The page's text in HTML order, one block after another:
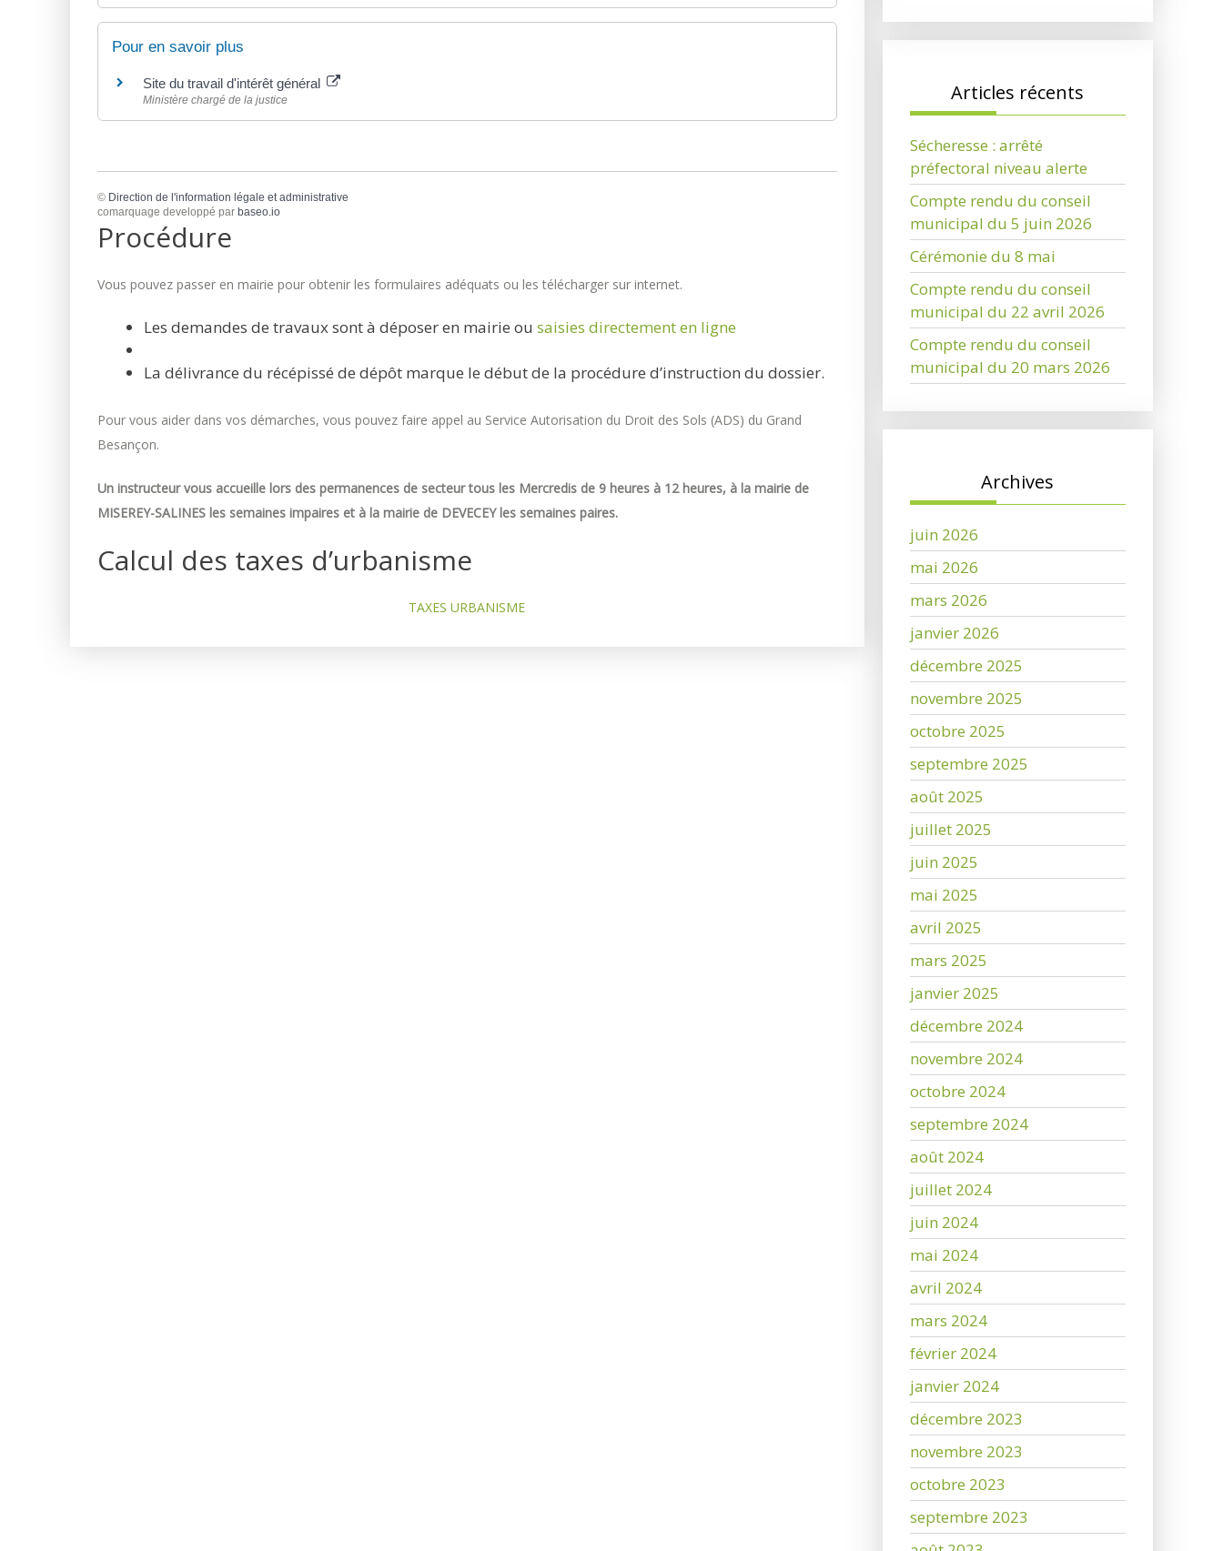
Pour en savoir plus
Site du travail d'intérêt général
Ministère chargé de la justice
© Direction de l'information légale et administrative
comarquage developpé par baseo.io
Procédure
Vous pouvez passer en mairie pour obtenir les formulaires adéquats ou les télécharger sur internet.
Les demandes de travaux sont à déposer en mairie ou saisies directement en ligne
La délivrance du récépissé de dépôt marque le début de la procédure d’instruction du dossier.
Pour vous aider dans vos démarches, vous pouvez faire appel au Service Autorisation du Droit des Sols (ADS) du Grand
Besançon.
Un instructeur vous accueille lors des permanences de secteur tous les Mercredis de 9 heures à 12 heures, à la mairie de
MISEREY-SALINES les semaines impaires et à la mairie de DEVECEY les semaines paires.
Calcul des taxes d’urbanisme
TAXES URBANISME
Articles récents
Sécheresse : arrêté
préfectoral niveau alerte
Compte rendu du conseil
municipal du 5 juin 2026
Cérémonie du 8 mai
Compte rendu du conseil
municipal du 22 avril 2026
Compte rendu du conseil
municipal du 20 mars 2026
Archives
juin 2026
mai 2026
mars 2026
janvier 2026
décembre 2025
novembre 2025
octobre 2025
septembre 2025
août 2025
juillet 2025
juin 2025
mai 2025
avril 2025
mars 2025
janvier 2025
décembre 2024
novembre 2024
octobre 2024
septembre 2024
août 2024
juillet 2024
juin 2024
mai 2024
avril 2024
mars 2024
février 2024
janvier 2024
décembre 2023
novembre 2023
octobre 2023
septembre 2023